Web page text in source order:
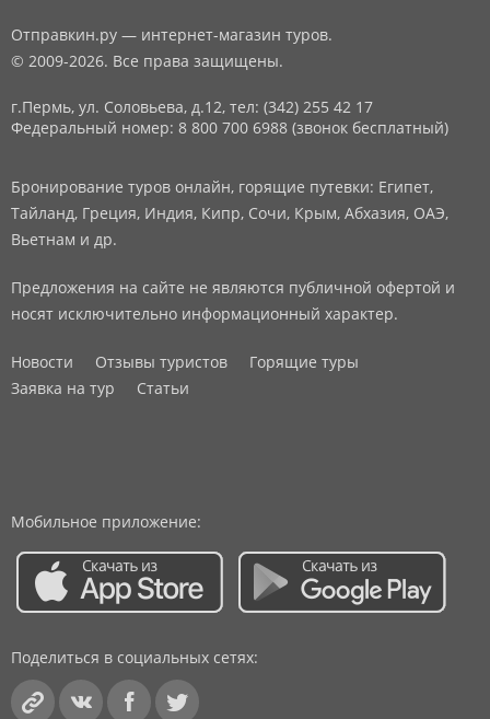
Отправкин.ру — интернет-магазин туров.
© 2009-2026. Все права защищены.
г.Пермь, ул. Соловьева, д.12, тел: (342) 255 42 17
Федеральный номер: 8 800 700 6988 (звонок бесплатный)
Бронирование туров онлайн, горящие путевки: Египет,
Тайланд, Греция, Индия, Кипр, Сочи, Крым, Абхазия, ОАЭ,
Вьетнам и др.
Предложения на сайте не являются публичной офертой и
носят исключительно информационный характер.
Новости Отзывы туристов
Горящие туры
Заявка на тур
Статьи
Мобильное приложение:
Поделиться в социальных сетях: